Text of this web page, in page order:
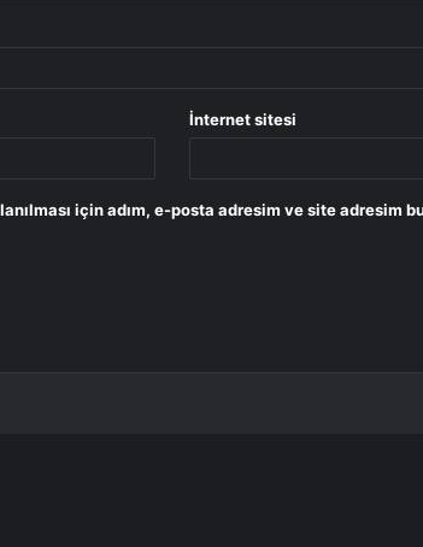
İnternet sitesi
için adım, e-posta adresim ve site adresim